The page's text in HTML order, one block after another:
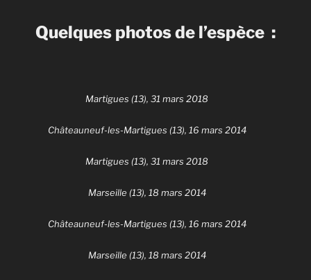
Quelques photos de l’espèce :
Martigues (13), 31 mars 2018
Châteauneuf-les-Martigues (13), 16 mars 2014
Martigues (13), 31 mars 2018
Marseille (13), 18 mars 2014
Châteauneuf-les-Martigues (13), 16 mars 2014
Marseille (13), 18 mars 2014